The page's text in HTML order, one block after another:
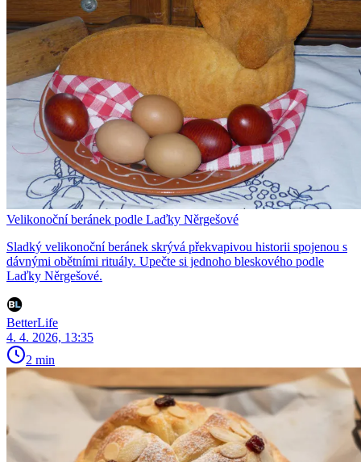
Velikonoční beránek podle Laďky Něrgešové
Sladký velikonoční beránek skrývá překvapivou historii spojenou s
dávnými obětními rituály. Upečte si jednoho bleskového podle
Laďky Něrgešové.
BetterLife
4. 4. 2026, 13:35
2 min